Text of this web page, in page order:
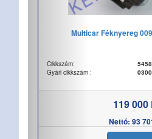
Multicar Féknyereg
Cikkszám:
Gyári cikkszám :
119 000
Nettó: 93